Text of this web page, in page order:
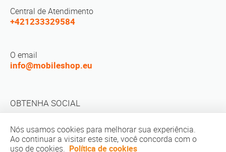
Central de Atendimento
+421233329584
O email
info@mobileshop.eu
OBTENHA SOCIAL
Nós usamos cookies para melhorar sua experiência.
Ao continuar a visitar este site, você concorda com o
uso de cookies. Política de cookies